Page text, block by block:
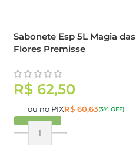
Sabonete Esp 5L Magia das
Flores Premisse
R$62,50
ou no PIXR$60,63(3% OFF)
Comprar